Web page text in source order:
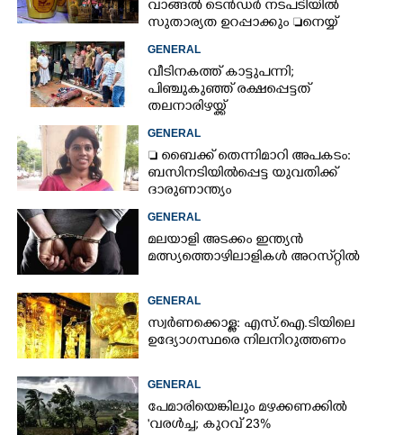
വാങ്ങൽ ടെൻ‌ഡർ നടപടിയിൽ
സുതാര്യത ഉറപ്പാക്കും നെയ്യ്
GENERAL
വീടിനകത്ത് കാട്ടുപന്നി;
പിഞ്ചുകുഞ്ഞ് രക്ഷപ്പെട്ടത്
തലനാരിഴയ്ക്ക്
GENERAL
 ബൈക്ക് തെന്നിമാറി അപകടം:
ബസിനടിയിൽപ്പെട്ട യുവതിക്ക്
ദാരുണാന്ത്യം
GENERAL
മലയാളി അടക്കം ഇന്ത്യൻ
മത്സ്യത്തൊഴിലാളികൾ അറസ്‌റ്റിൽ
GENERAL
സ്വർണക്കൊള്ള: എസ്.ഐ.ടിയിലെ
ഉദ്യോഗസ്ഥരെ നിലനിറുത്തണം
GENERAL
പേമാരിയെങ്കിലും മഴക്കണക്കിൽ
'വരൾച്ച; കുറവ് 23%